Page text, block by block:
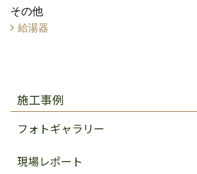
その他
給湯器
施工事例
フォトギャラリー
現場レポート